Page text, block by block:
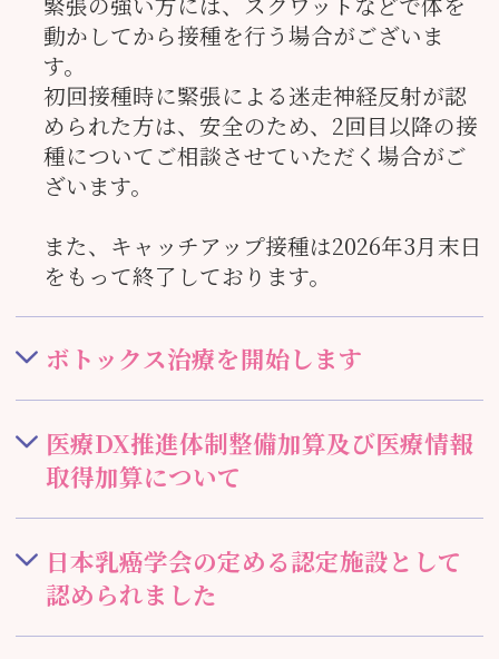
動かしてから接種を行う場合がございま
す。
初回接種時に緊張による迷走神経反射が認
められた方は、安全のため、2回目以降の接
種についてご相談させていただく場合がご
ざいます。
また、キャッチアップ接種は2026年3月末日
をもって終了しております。
ボトックス治療を開始します
医療DX推進体制整備加算及び医療情報
取得加算について
日本乳癌学会の定める認定施設として
認められました